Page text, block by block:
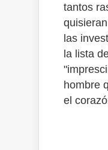
tantos
las
la lista
hombre
el